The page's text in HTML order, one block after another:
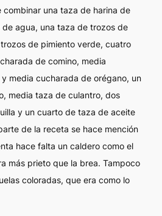
una taza de harina de
agua, una taza de trozos de
de pimiento verde, cuatro
de comino, media
media cucharada de orégano, un
media taza de culantro, dos
y un cuarto de taza de aceite
de la receta se hace mención
hace falta un caldero como el
más prieto que la brea. Tampoco
coloradas, que era como lo